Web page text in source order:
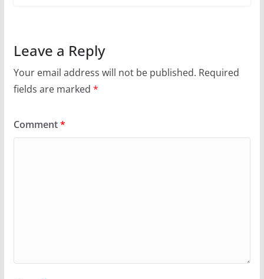
Leave a Reply
Your email address will not be published. Required
fields are marked *
Comment*